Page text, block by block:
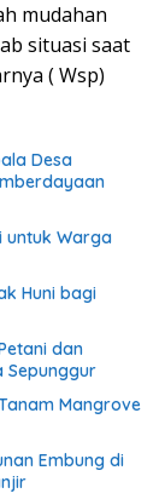
mudahan
situasi saat
( Wsp)
Desa
untuk Warga
Huni bagi
dan
Sepunggur
Mangrove
Embung di